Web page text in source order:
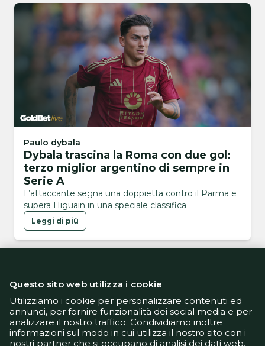
Paulo dybala
Dybala trascina la Roma con due gol:
terzo miglior argentino di sempre in
Serie A
L’attaccante segna una doppietta contro il Parma e
supera Higuain in una speciale classifica
Leggi di più
Informativa Privacy
Informativa Cookie
Questo sito web utilizza i cookie
Utilizziamo i cookie per personalizzare contenuti ed
annunci, per fornire funzionalità dei social media e per
analizzare il nostro traffico. Condividiamo inoltre
informazioni sul modo in cui utilizza il nostro sito con i
nostri partner che si occupano di analisi dei dati web,